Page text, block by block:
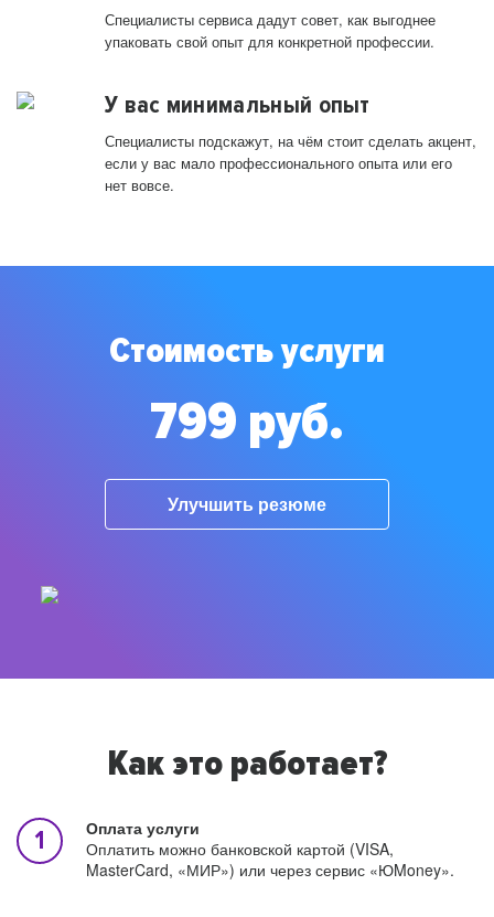
Специалисты сервиса дадут совет, как выгоднее
упаковать свой опыт для конкретной профессии.
У вас минимальный опыт
Специалисты подскажут, на чём стоит сделать акцент,
если у вас мало профессионального опыта или его
нет вовсе.
Стоимость услуги
799 руб.
Улучшить резюме
Как это работает?
Оплата услуги
Оплатить можно банковской картой (VISA,
MasterCard, «МИР») или через сервис «ЮMoney».